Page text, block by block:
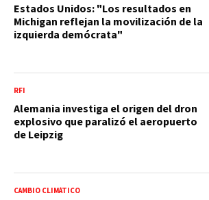
Estados Unidos: "Los resultados en
Michigan reflejan la movilización de la
izquierda demócrata"
RFI
Alemania investiga el origen del dron
explosivo que paralizó el aeropuerto
de Leipzig
CAMBIO CLIMÁTICO